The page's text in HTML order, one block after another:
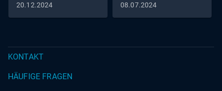
20.12.2024
Körper
08.07.2024
KONTAKT
HÄUFIGE FRAGEN